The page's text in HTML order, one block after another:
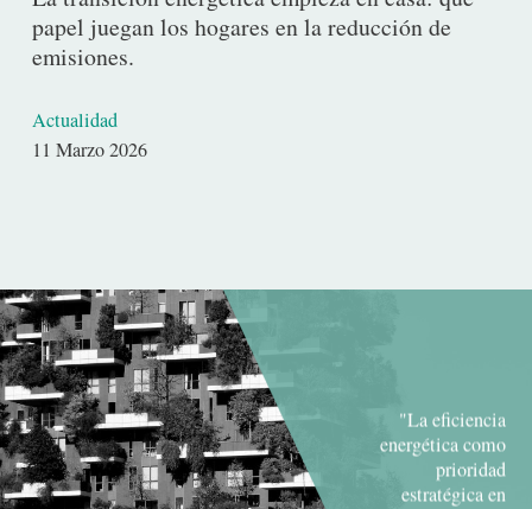
papel juegan los hogares en la reducción de
emisiones.
Actualidad
Fecha11 Marzo 2026
"La eficiencia
energética como
prioridad
estratégica en